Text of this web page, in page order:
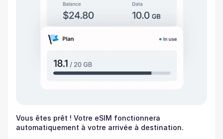
Vous êtes prêt ! Votre eSIM fonctionnera
automatiquement à votre arrivée à destination.